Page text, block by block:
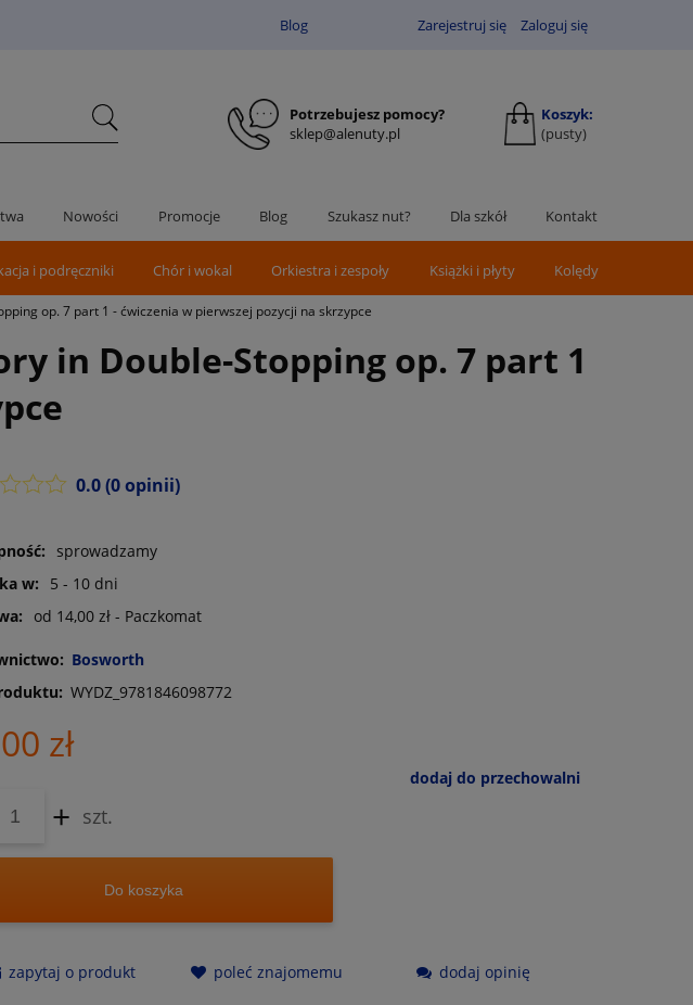
Blog Zarejestruj się Zaloguj się
Potrzebujesz pomocy?
sklep@alenuty.pl
Koszyk:
(pusty)
Nowości Promocje Blog Szukasz nut? Dla szkół Kontakt
i podręczniki Chór i wokal Orkiestra i zespoły Książki i płyty Kolędy
op. 7 part 1 - ćwiczenia w pierwszej pozycji na skrzypce
in Double-Stopping op. 7 part 1
0.0(0 opinii)
sprowadzamy
w:
5 - 10 dni
od 14,00 zł - Paczkomat
Bosworth
WYDZ_9781846098772
zł
dodaj do przechowalni
+ szt.
Do koszyka
zapytaj o produkt poleć znajomemu dodaj opinię